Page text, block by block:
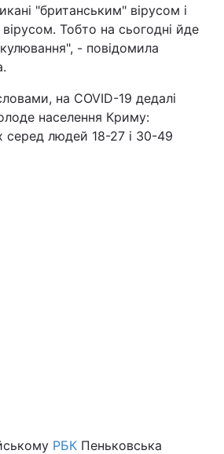
"британським" вірусом і
вірусом. Тобто на сьогодні йде
- повідомила
на COVID-19 дедалі
населення Криму:
серед людей 18-27 і 30-49
РБК Пеньковська